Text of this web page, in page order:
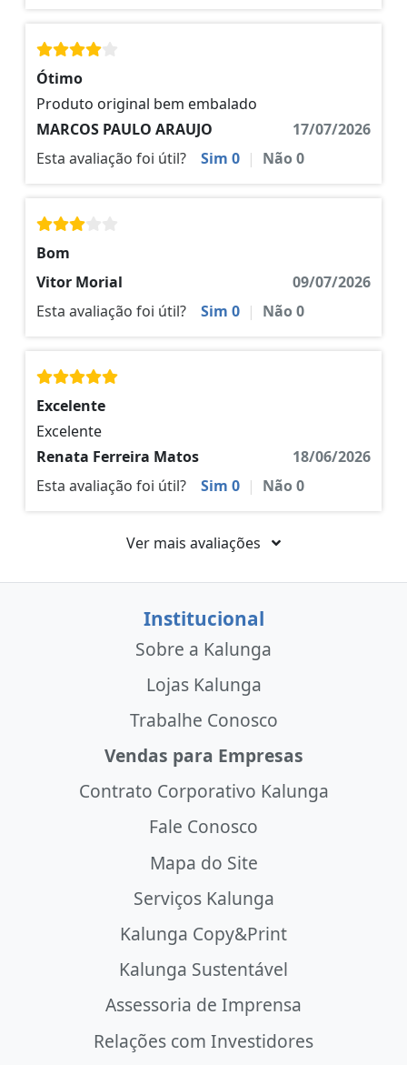
Ótimo
Produto original bem embalado
MARCOS PAULO ARAUJO
17/07/2026
Esta avaliação foi útil?
Sim 0 | Não0
Bom
Vitor Morial
09/07/2026
Esta avaliação foi útil?
Sim 0 | Não0
Excelente
Excelente
Renata Ferreira Matos
18/06/2026
Esta avaliação foi útil?
Sim 0 | Não0
Ver mais avaliações
Institucional
Sobre a Kalunga
Lojas Kalunga
Trabalhe Conosco
Vendas para Empresas
Contrato Corporativo Kalunga
Fale Conosco
Mapa do Site
Serviços Kalunga
Kalunga Copy&Print
Kalunga Sustentável
Assessoria de Imprensa
Relações com Investidores